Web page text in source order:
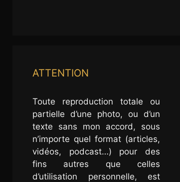
ATTENTION
Toute reproduction totale ou
partielle d’une photo, ou d’un
texte sans mon accord, sous
n’importe quel format (articles,
vidéos, podcast…) pour des
fins autres que celles
d’utilisation personnelle, est